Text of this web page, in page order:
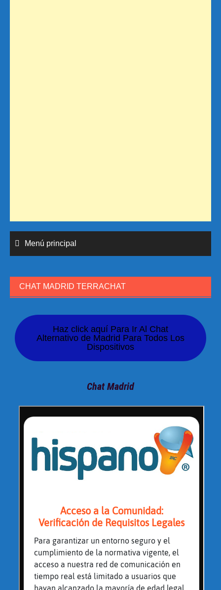
Menú principal
CHAT MADRID TERRACHAT
Haz click aquí Para Ir Al Chat
Alternativo de Madrid Para Todos Los
Dispositivos
Chat Madrid